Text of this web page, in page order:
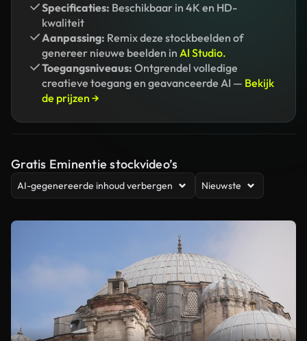
Specificaties: Beschikbaar in 4K en HD-
kwaliteit
Aanpassing: Remix deze stockbeelden of
genereer nieuwe beelden in AI Studio.
Toegangsniveaus: Ontgrendel volledige
creatieve toegang en geavanceerde AI — Bekijk
de prijzen →
Gratis Eminentie stockvideo’s
AI-gegenereerde inhoud verbergen Nieuwste